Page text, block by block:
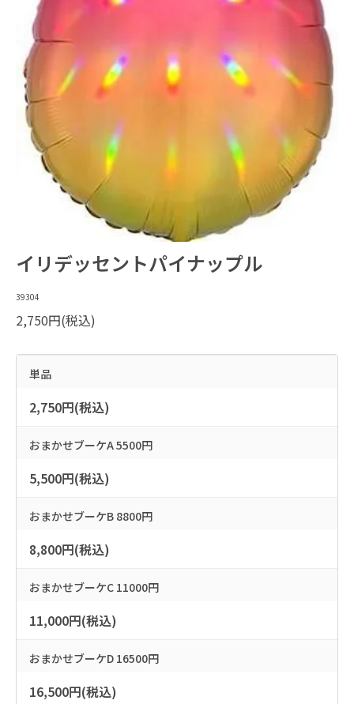
イリデッセントパイナップル
39304
2,750円(税込)
単品
2,750円(税込)
おまかせブーケA 5500円
5,500円(税込)
おまかせブーケB 8800円
8,800円(税込)
おまかせブーケC 11000円
11,000円(税込)
おまかせブーケD 16500円
16,500円(税込)